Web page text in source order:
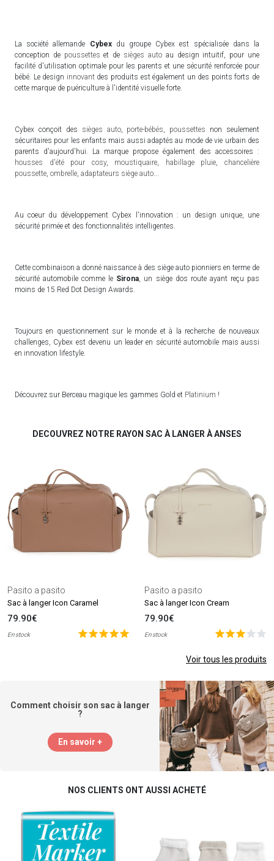
La société allemande Cybexdu groupe Cybex est spécialisée dans la
conception de poussettes et de sièges autoau design intuitif, pour une
facilité d'utilisation optimale pour les parents et une sécurité renforcée pour
bébé. Le design innovantdes produits est également un des points forts de
cette marque de puériculture à l'identité visuelle forte.
Cybex conçoit des sièges auto, porte-bébés, poussettes non seulement
sécuritaires pour les enfants mais aussi adaptés au mode de vie urbain des
parents d'aujourd'hui. La marque propose également des accessoires :
housses d'été pour cosy, moustiquaire, habillage pluie,chancelière
poussette, ombrelle, adaptateurs siège auto...
Au coeur du développement Cybex l'innovation : un design unique, une
sécurité primée et des fonctionnalités intelligentes.
Cette combinaison a donné naissance à des siège auto pionniers en terme de
sécurité automobile comme le Sirona, un siège dos route ayant reçu pas
moins de 15 Red Dot Design Awards.
Toujours en questionnement sur le monde et à la recherche de nouveaux
challenges, Cybex est devenu un leader en sécurité automobile mais aussi
en innovation lifestyle.
Découvrez sur Berceau magique les gammes Gold et Platinium !
DECOUVREZ NOTRE RAYON SAC À LANGER À ANSES
Pasito a pasito
Sac à langer Icon Caramel
79.90€
En stock
Pasito a pasito
Sac à langer Icon Cream
79.90€
En stock
Voir tous les produits
Comment choisir son sac à langer
?
En savoir +
NOS CLIENTS ONT AUSSI ACHETÉ